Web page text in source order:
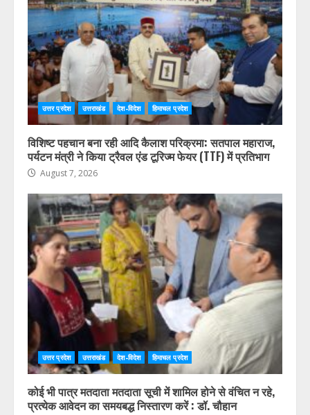
उत्तर प्रदेश उत्तराखंड देश-विदेश हिमाचल प्रदेश
विशिष्ट पहचान बना रही आदि कैलाश परिक्रमा: सतपाल महाराज,
पर्यटन मंत्री ने किया ट्रैवल एंड टूरिज्म फेयर (TTF) में प्रतिभाग
August 7, 2026
उत्तर प्रदेश उत्तराखंड देश-विदेश हिमाचल प्रदेश
कोई भी पात्र मतदाता मतदाता सूची में शामिल होने से वंचित न रहे,
प्रत्येक आवेदन का समयबद्ध निस्तारण करें : डॉ. चौहान